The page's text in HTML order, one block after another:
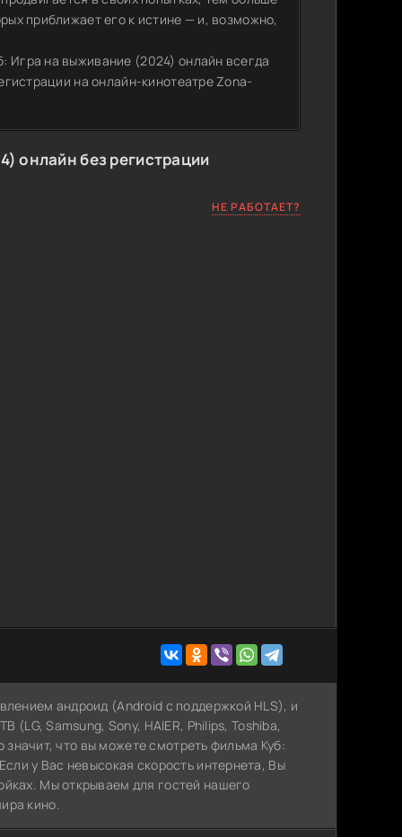
приближает его к истине — и, возможно,
Игра на выживание (2024) онлайн всегда
на онлайн-кинотеатре Zona-
онлайн без регистрации
НЕ РАБОТАЕТ?
андроид (Android с поддержкой HLS), и
(LG, Samsung, Sony, HAIER, Philips, Toshiba,
что вы можете cмотреть фильма Куб:
у Вас невысокая скорость интернета, Вы
Мы открываем для гостей нашего
кино.